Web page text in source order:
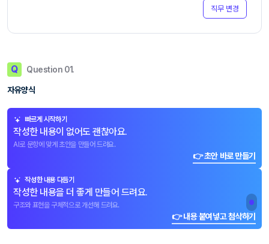
직무 변경
Q Question 01.
자유양식
빠르게 시작하기
작성한 내용이 없어도 괜찮아요.
AI로 문항에 맞게 초안을 만들어 드려요.
👉 초안 바로 만들기
작성한 내용 다듬기
작성한 내용을 더 좋게 만들어 드려요.
구조와 표현을 구체적으로 개선해 드려요.
👉 내용 붙여넣고 첨삭하기